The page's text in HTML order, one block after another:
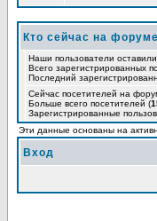
Кто сейчас на форуме
Наши пользователи
Всего зарегистрированных
Последний
Сейчас посетителей на
Больше всего посетителей (
Зарегистрированные
Эти данные основаны на
Вход